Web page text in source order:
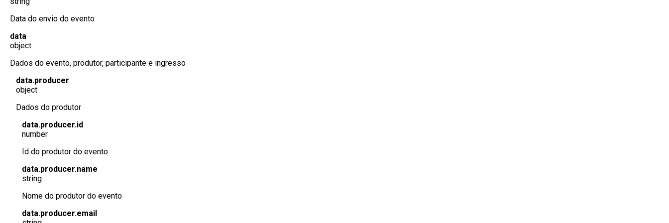
Data do envio do evento
data
object
Dados do evento, produtor, participante e ingresso
data.producer
object
Dados do produtor
data.producer.id
number
Id do produtor do evento
data.producer.name
string
Nome do produtor do evento
data.producer.email